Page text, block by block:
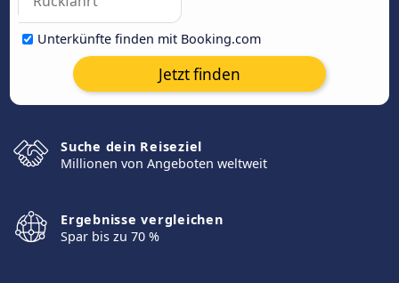
Unterkünfte finden mit Booking.com
Jetzt finden
Suche dein Reiseziel
Millionen von Angeboten weltweit
Ergebnisse vergleichen
Spar bis zu 70 %